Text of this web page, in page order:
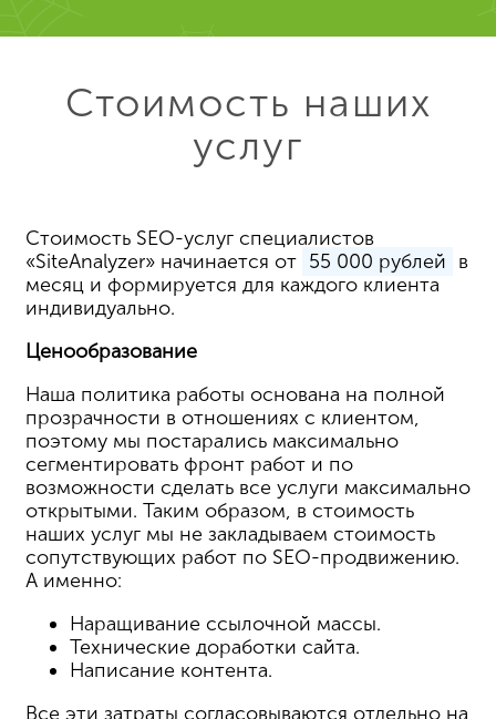
Стоимость наших
услуг
Стоимость SEO-услуг специалистов
«SiteAnalyzer» начинается от 55 000 рублей в
месяц и формируется для каждого клиента
индивидуально.
Ценообразование
Наша политика работы основана на полной
прозрачности в отношениях с клиентом,
поэтому мы постарались максимально
сегментировать фронт работ и по
возможности сделать все услуги максимально
открытыми. Таким образом, в стоимость
наших услуг мы не закладываем стоимость
сопутствующих работ по SEO-продвижению.
А именно:
Наращивание ссылочной массы.
Технические доработки сайта.
Написание контента.
Все эти затраты согласовываются отдельно на